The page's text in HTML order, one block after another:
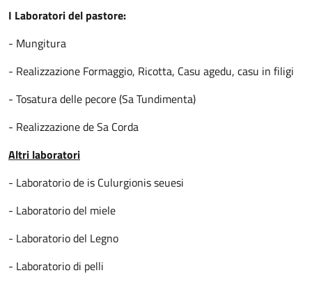
I Laboratori del pastore:
- Mungitura
- Realizzazione Formaggio, Ricotta, Casu agedu, casu in filigi
- Tosatura delle pecore (Sa Tundimenta)
- Realizzazione de Sa Corda
Altri laboratori
- Laboratorio de is Culurgionis seuesi
- Laboratorio del miele
- Laboratorio del Legno
- Laboratorio di pelli